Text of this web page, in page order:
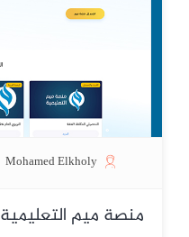
Mohamed Elkholy
منصة ميم التعليمية